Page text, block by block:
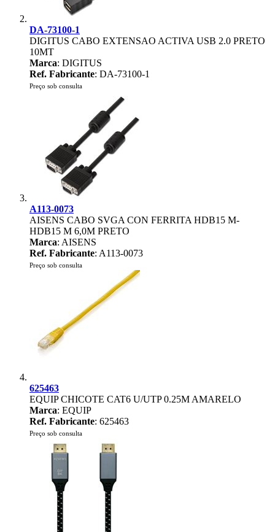
DA-73100-1
DIGITUS CABO EXTENSAO ACTIVA USB 2.0 PRETO
10MT
Marca: DIGITUS
Ref. Fabricante: DA-73100-1
Preço sob consulta
A113-0073
AISENS CABO SVGA CON FERRITA HDB15 M-
HDB15 M 6,0M PRETO
Marca: AISENS
Ref. Fabricante: A113-0073
Preço sob consulta
625463
EQUIP CHICOTE CAT6 U/UTP 0.25M AMARELO
Marca: EQUIP
Ref. Fabricante: 625463
Preço sob consulta